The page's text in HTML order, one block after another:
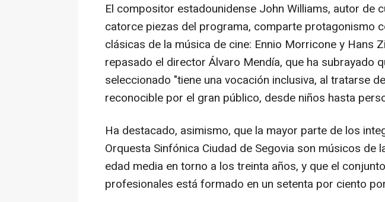
El compositor estadounidense John Williams, autor de
catorce piezas del programa, comparte protagonismo
clásicas de la música de cine: Ennio Morricone y Hans
repasado el director Álvaro Mendía, que ha subrayado
seleccionado "tiene una vocación inclusiva, al tratarse
reconocible por el gran público, desde niños hasta
Ha destacado, asimismo, que la mayor parte de los
Orquesta Sinfónica Ciudad de Segovia son músicos de
edad media en torno a los treinta años, y que el
profesionales está formado en un setenta por ciento